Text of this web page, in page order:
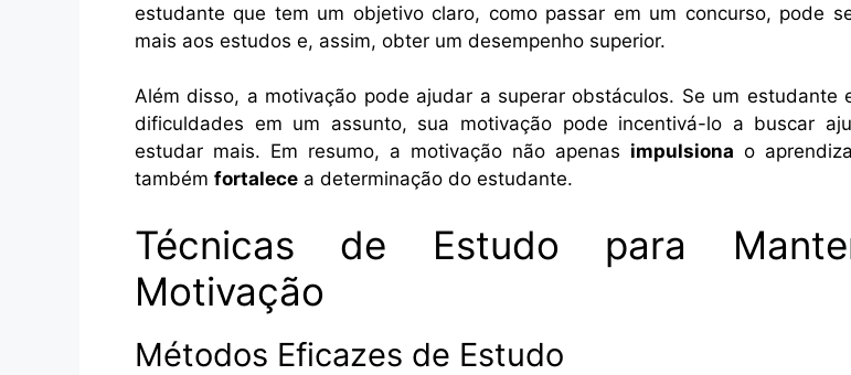
estudante que tem um objetivo claro, como passar em um concurso, pode
mais aos estudos e, assim, obter um desempenho superior.
Além disso, a motivação pode ajudar a superar obstáculos. Se um estudante
dificuldades em um assunto, sua motivação pode incentivá-lo a buscar
estudar mais. Em resumo, a motivação não apenas impulsiona o
também fortalece a determinação do estudante.
Técnicas de Estudo para
Motivação
Métodos Eficazes de Estudo